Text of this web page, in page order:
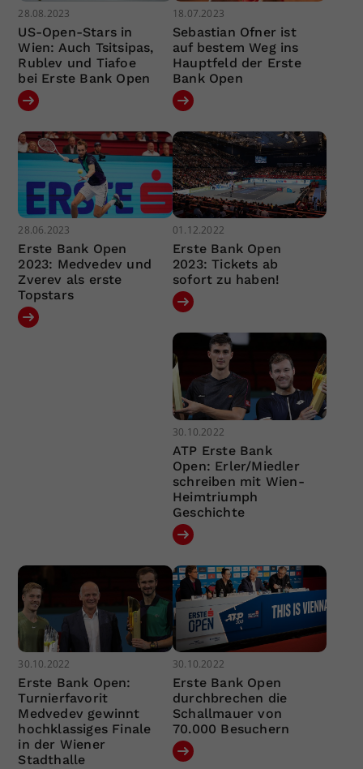
28.08.2023
US-Open-Stars in
Wien: Auch Tsitsipas,
Rublev und Tiafoe
bei Erste Bank Open
18.07.2023
Sebastian Ofner ist
auf bestem Weg ins
Hauptfeld der Erste
Bank Open
28.06.2023
Erste Bank Open
2023: Medvedev und
Zverev als erste
Topstars
01.12.2022
Erste Bank Open
2023: Tickets ab
sofort zu haben!
30.10.2022
ATP Erste Bank
Open: Erler/Miedler
schreiben mit Wien-
Heimtriumph
Geschichte
30.10.2022
Erste Bank Open:
Turnierfavorit
Medvedev gewinnt
hochklassiges Finale
in der Wiener
Stadthalle
30.10.2022
Erste Bank Open
durchbrechen die
Schallmauer von
70.000 Besuchern